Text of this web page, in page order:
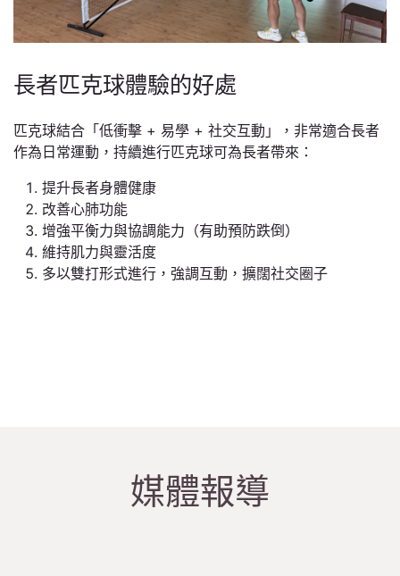
長者匹克球體驗的好處
匹克球結合「低衝擊 + 易學 + 社交互動」，非常適合長者
作為日常運動，持續進行匹克球可為長者帶來：
提升長者身體健康
改善心肺功能
增強平衡力與協調能力（有助預防跌倒）
維持肌力與靈活度
多以雙打形式進行，強調互動，擴闊社交圈子
媒體報導